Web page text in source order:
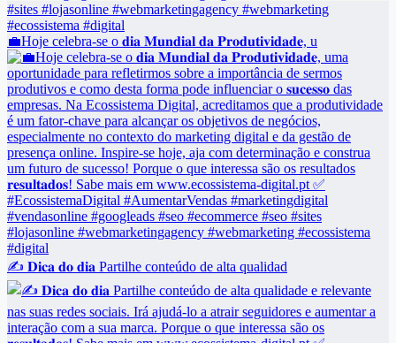
💼Hoje celebra-se o 𝐝𝐢𝐚 𝐌𝐮𝐧𝐝𝐢𝐚𝐥 𝐝𝐚 𝐏𝐫𝐨𝐝𝐮𝐭𝐢𝐯𝐢𝐝𝐚𝐝𝐞, u
✍️ 𝐃𝐢𝐜𝐚 𝐝𝐨 𝐝𝐢𝐚 Partilhe conteúdo de alta qualidad